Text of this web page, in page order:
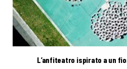
L’anfiteatro ispirato a un